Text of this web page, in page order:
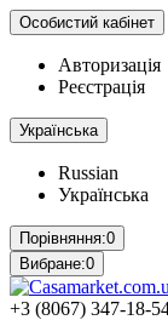
Особистий кабінет
Авторизація
Реєстрація
Українська
Russian
Українська
Порівняння:0
Вибране:0
+3 (8067) 347-18-